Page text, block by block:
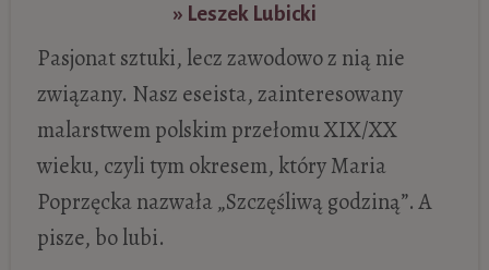
» Leszek Lubicki
Pasjo­nat sztuki, lecz zawo­dowo z nią nie
zwią­zany. Nasz ese­ista, zain­te­re­so­wany
malar­stwem pol­skim przełomu XIX/XX
wieku, czyli tym okresem, który Maria
Poprzęcka nazwała „Szczęśliwą godziną”. A
pisze, bo lubi.